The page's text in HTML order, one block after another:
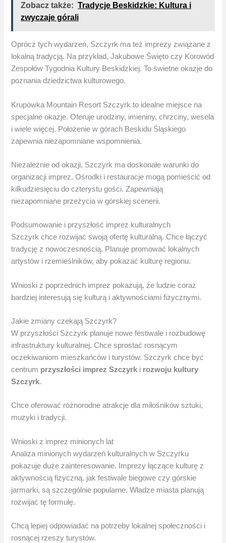
Zobacz także: Tradycje Beskidzkie: Kultura i
zwyczaje górali
Oprócz tych wydarzeń, Szczyrk ma też imprezy związane z
lokalną tradycją. Na przykład, Jakubowe Święto czy Korowód
Zespołów Tygodnia Kultury Beskidzkiej. To świetne okazje do
poznania dziedzictwa kulturowego.
Krupówka Mountain Resort Szczyrk to idealne miejsce na
specjalne okazje. Oferuje urodziny, imieniny, chrzciny, wesela
i wiele więcej. Położenie w górach Beskidu Śląskiego
zapewnia niezapomniane wspomnienia.
Niezależnie od okazji, Szczyrk ma doskonałe warunki do
organizacji imprez. Ośrodki i restauracje mogą pomieścić od
kilkudziesięciu do czterystu gości. Zapewniają
niezapomniane przeżycia w górskiej scenerii.
Podsumowanie i przyszłość imprez kulturalnych
Szczyrk chce rozwijać swoją ofertę kulturalną. Chce łączyć
tradycję z nowoczesnością. Planuje promować lokalnych
artystów i rzemieślników, aby pokazać kulturę regionu.
Wnioski z poprzednich imprez pokazują, że ludzie coraz
bardziej interesują się kulturą i aktywnościami fizycznymi.
Jakie zmiany czekają Szczyrk?
W przyszłości Szczyrk planuje nowe festiwale i rozbudowę
infrastruktury kulturalnej. Chce sprostać rosnącym
oczekiwaniom mieszkańców i turystów. Szczyrk chce być
centrum przyszłości imprez Szczyrk i rozwoju kultury
Szczyrk.
Chce oferować różnorodne atrakcje dla miłośników sztuki,
muzyki i tradycji.
Wnioski z imprez minionych lat
Analiza minionych wydarzeń kulturalnych w Szczyrku
pokazuje duże zainteresowanie. Imprezy łączące kulturę z
aktywnością fizyczną, jak festiwale biegowe czy górskie
jarmarki, są szczególnie popularne. Władze miasta planują
rozwijać tę formułę.
Chcą lepiej odpowiadać na potrzeby lokalnej społeczności i
rosnącej rzeszy turystów.